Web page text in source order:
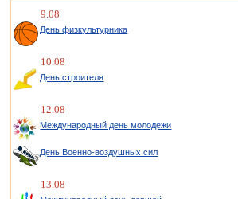
9.08
День физкультурника
10.08
День строителя
12.08
Международный день молодежи
День Военно-воздушных сил
13.08